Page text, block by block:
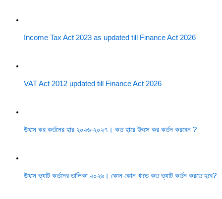
Income Tax Act 2023 as updated till Finance Act 2026
VAT Act 2012 updated till Finance Act 2026
উৎসে কর কর্তনের হার ২০২৬-২০২৭। কত হারে উৎসে কর কর্তন করবেন ?
উৎসে ভ্যাট কর্তনের তালিকা ২০২৬। কোন কোন খাতে কত ভ্যাট কর্তন করতে হবে?